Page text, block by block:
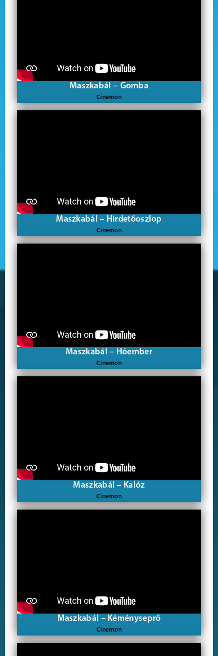
Maszkabál – Gomba
Cinemon
Maszkabál – Hirdetőoszlop
Cinemon
Maszkabál – Hóember
Cinemon
Maszkabál – Kalóz
Cinemon
Maszkabál – Kéményseprő
Cinemon